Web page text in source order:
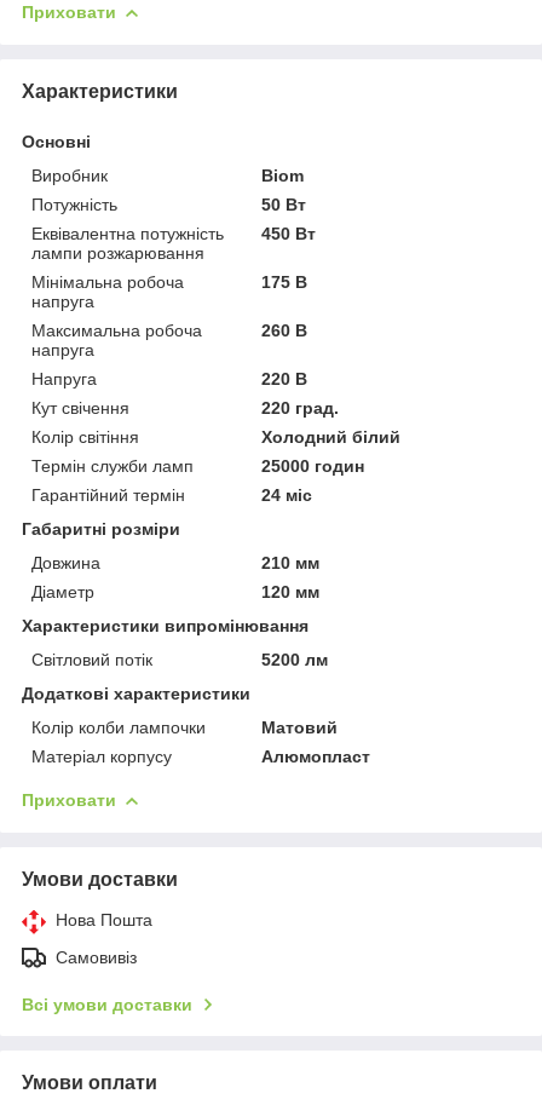
Приховати
Характеристики
Основні
Виробник
Biom
Потужність
50 Вт
Еквівалентна потужність
лампи розжарювання
450 Вт
Мінімальна робоча
напруга
175 В
Максимальна робоча
напруга
260 В
Напруга
220 В
Кут свічення
220 град.
Колір світіння
Холодний білий
Термін служби ламп
25000 годин
Гарантійний термін
24 міс
Габаритні розміри
Довжина
210 мм
Діаметр
120 мм
Характеристики випромінювання
Світловий потік
5200 лм
Додаткові характеристики
Колір колби лампочки
Матовий
Матеріал корпусу
Алюмопласт
Приховати
Умови доставки
Нова Пошта
Самовивіз
Всі умови доставки
Умови оплати